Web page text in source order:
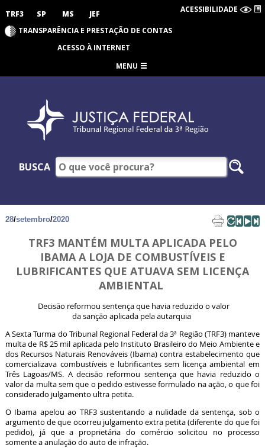
TRF3 SP MS JEF ACESSIBILIDADE
TRANSPARÊNCIA E PRESTAÇÃO DE CONTAS
ACESSO À INTERNET
MENU
BUSCA
28/setembro/2020
TRF3 MANTÉM MULTA APLICADA PELO
IBAMA A LOJA DE COMBUSTÍVEIS E
LUBRIFICANTES QUE ATUAVA SEM LICENÇA
AMBIENTAL
Decisão reformou sentença que havia reduzido o valor
da sanção aplicada pela autarquia
A Sexta Turma do Tribunal Regional Federal da 3ª Região (TRF3) manteve
multa de R$ 25 mil aplicada pelo Instituto Brasileiro do Meio Ambiente e
dos Recursos Naturais Renováveis (Ibama) contra estabelecimento que
comercializava combustíveis e lubrificantes sem licença ambiental em
Três Lagoas/MS. A decisão reformou sentença que havia reduzido o
valor da multa sem que o pedido estivesse formulado na ação, o que foi
considerado julgamento ultra petita.
O Ibama apelou ao TRF3 sustentando a nulidade da sentença, sob o
argumento de que ocorreu julgamento extra petita(diferente do que foi
pedido), já que a proprietária do comércio solicitou no processo
somente a anulação do auto de infração.